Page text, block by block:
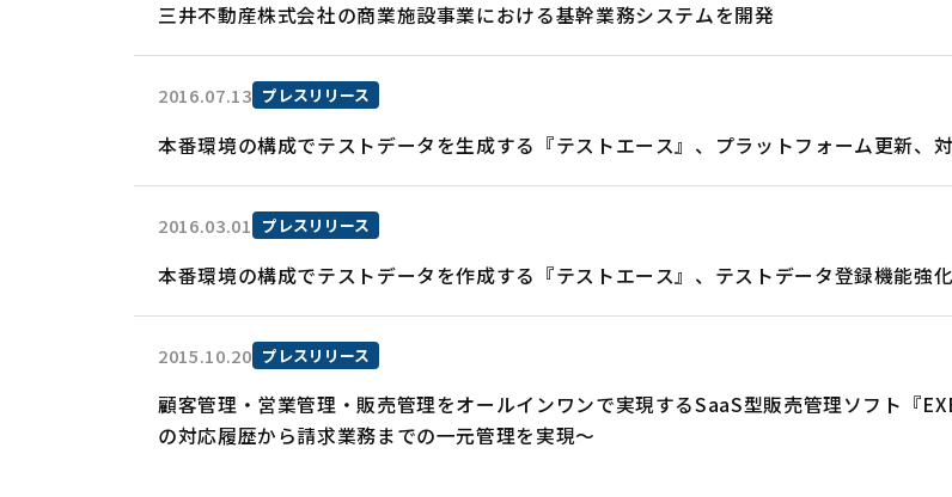
三井不動産株式会社の商業施設事業における基幹業務システムを開発
2016.07.13 プレスリリース
本番環境の構成でテストデータを生成する『テストエース』、プラットフォーム更新、
2016.03.01 プレスリリース
本番環境の構成でテストデータを作成する『テストエース』、テストデータ登録機能強
2015.10.20 プレスリリース
顧客管理・営業管理・販売管理をオールインワンで実現するSaaS型販売管理ソフト『
の対応履歴から請求業務までの一元管理を実現～